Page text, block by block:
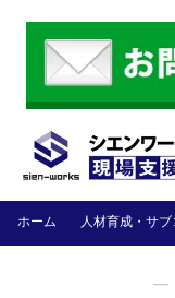
ホーム 人材育成・サ
―